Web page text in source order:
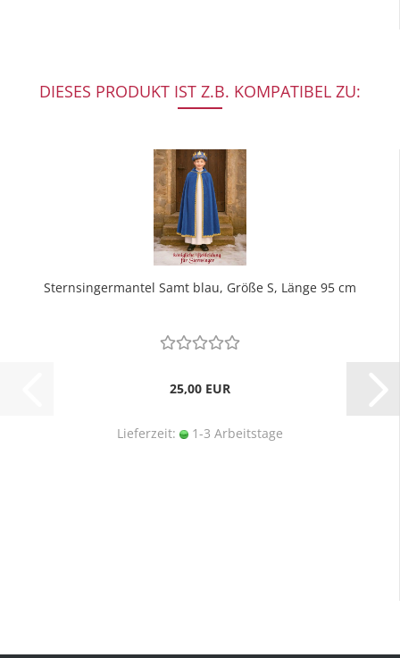
DIESES PRODUKT IST Z.B. KOMPATIBEL ZU:
Sternsingermantel Samt blau, Größe S, Länge 95 cm
25,00 EUR
Lieferzeit: 1-3 Arbeitstage